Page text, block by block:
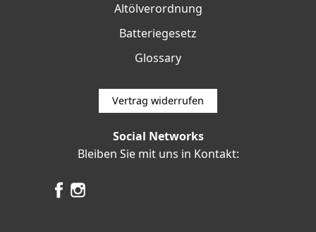
Altölverordnung
Batteriegesetz
Glossary
Vertrag widerrufen
Social Networks
Bleiben Sie mit uns in Kontakt: